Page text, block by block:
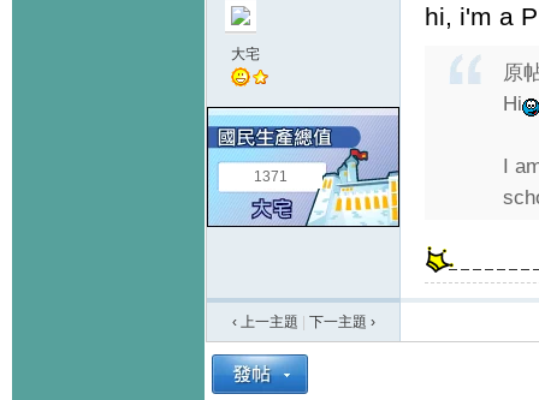
大宅
1371
hi, i'm a
原
Hi
I
‹ 上一主題 下一主題 ›